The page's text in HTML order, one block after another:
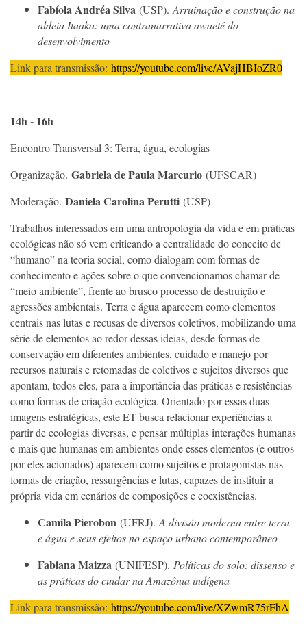
Fabíola Andréa Silva (USP). Arruinação e construção na
aldeia Itaaka: uma contranarrativa awaeté do
desenvolvimento
Link para transmissão: https://youtube.com/live/AVajHBIoZR0
14h - 16h
Encontro Transversal 3: Terra, água, ecologias
Organização. Gabriela de Paula Marcurio (UFSCAR)
Moderação. Daniela Carolina Perutti (USP)
Trabalhos interessados em uma antropologia da vida e em práticas
ecológicas não só vem criticando a centralidade do conceito de
“humano” na teoria social, como dialogam com formas de
conhecimento e ações sobre o que convencionamos chamar de
“meio ambiente”, frente ao brusco processo de destruição e
agressões ambientais. Terra e água aparecem como elementos
centrais nas lutas e recusas de diversos coletivos, mobilizando uma
série de elementos ao redor dessas ideias, desde formas de
conservação em diferentes ambientes, cuidado e manejo por
recursos naturais e retomadas de coletivos e sujeitos diversos que
apontam, todos eles, para a importância das práticas e resistências
como formas de criação ecológica. Orientado por essas duas
imagens estratégicas, este ET busca relacionar experiências a
partir de ecologias diversas, e pensar múltiplas interações humanas
e mais que humanas em ambientes onde esses elementos (e outros
por eles acionados) aparecem como sujeitos e protagonistas nas
formas de criação, ressurgências e lutas, capazes de instituir a
própria vida em cenários de composições e coexistências.
Camila Pierobon (UFRJ). A divisão moderna entre terra
e água e seus efeitos no espaço urbano contemporâneo
Fabiana Maizza (UNIFESP). Políticas do solo: dissenso e
as práticas do cuidar na Amazônia indígena
Link para transmissão: https://youtube.com/live/XZwmR75rFhA